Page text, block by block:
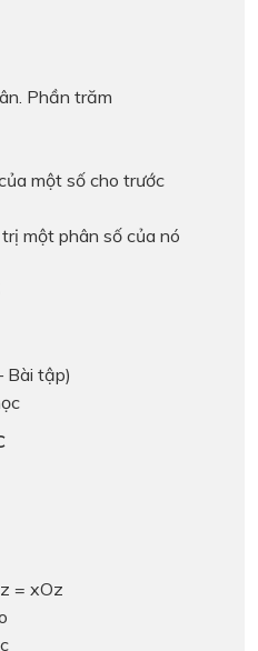
Phần trăm
một số cho trước
một phân số của nó
Bài tập)
= xOz